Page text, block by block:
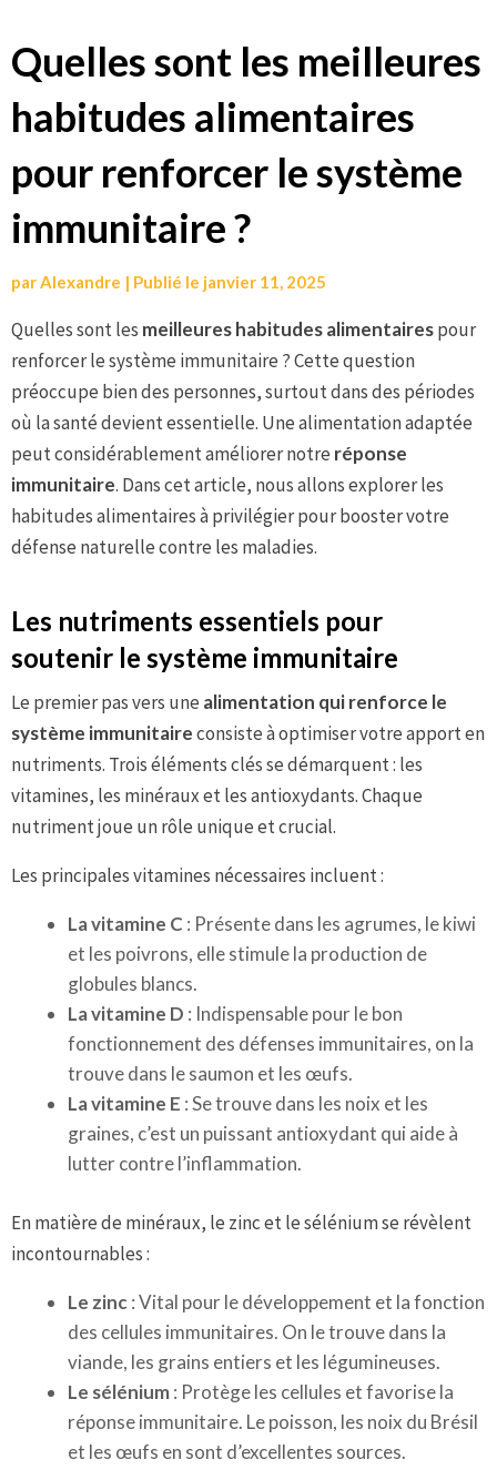
Aller
au
contenu
Quelles sont les meilleures
habitudes alimentaires
pour renforcer le système
immunitaire ?
parAlexandre | Publié le janvier 11, 2025
Quelles sont les meilleures habitudes alimentairespour
renforcer le système immunitaire ? Cette question
préoccupe bien des personnes, surtout dans des périodes
où la santé devient essentielle. Une alimentation adaptée
peut considérablement améliorer notre réponse
immunitaire. Dans cet article, nous allons explorer les
habitudes alimentaires à privilégier pour booster votre
défense naturelle contre les maladies.
Les nutriments essentiels pour
soutenir le système immunitaire
Le premier pas vers une alimentation qui renforce le
système immunitaireconsiste à optimiser votre apport en
nutriments. Trois éléments clés se démarquent : les
vitamines, les minéraux et les antioxydants. Chaque
nutriment joue un rôle unique et crucial.
Les principales vitamines nécessaires incluent :
La vitamine C : Présente dans les agrumes, le kiwi
et les poivrons, elle stimule la production de
globules blancs.
La vitamine D : Indispensable pour le bon
fonctionnement des défenses immunitaires, on la
trouve dans le saumon et les œufs.
La vitamine E : Se trouve dans les noix et les
graines, c’est un puissant antioxydant qui aide à
lutter contre l’inflammation.
En matière de minéraux, le zinc et le sélénium se révèlent
incontournables :
Le zinc: Vital pour le développement et la fonction
des cellules immunitaires. On le trouve dans la
viande, les grains entiers et les légumineuses.
Le sélénium: Protège les cellules et favorise la
réponse immunitaire. Le poisson, les noix du Brésil
et les œufs en sont d’excellentes sources.